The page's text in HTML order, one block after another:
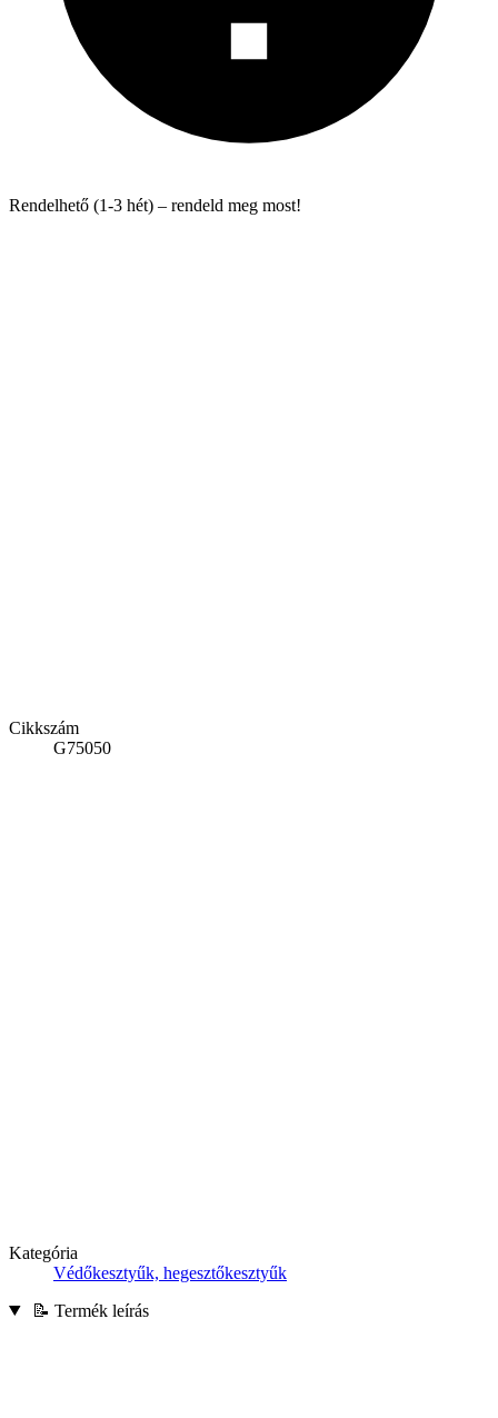
Rendelhető (1-3 hét) – rendeld meg most!
Cikkszám
G75050
Kategória
Védőkesztyűk, hegesztőkesztyűk
📝 Termék leírás